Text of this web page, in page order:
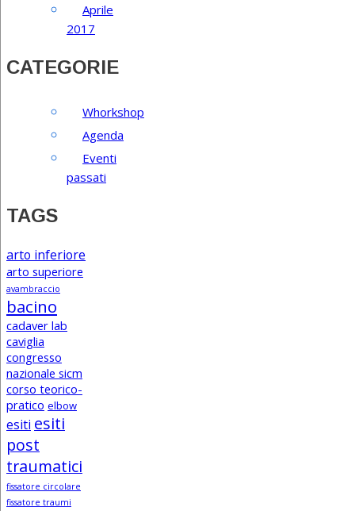
Aprile
2017
CATEGORIE
Whorkshop
Agenda
Eventi
passati
TAGS
arto inferiore
arto superiore
avambraccio
bacino
cadaver lab
caviglia
congresso
nazionale sicm
corso teorico-
pratico elbow
esiti esiti
post
traumatici
fissatore circolare
fissatore traumi